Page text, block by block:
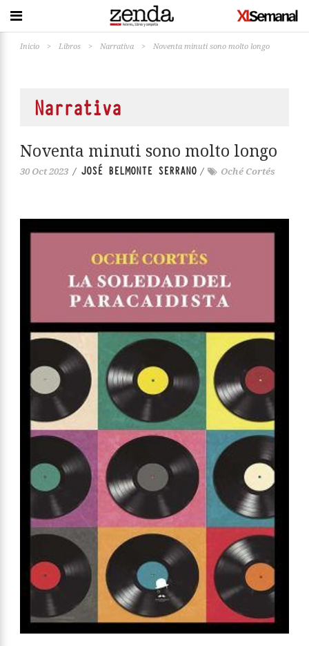
Inicio > Libros > Narrativa > Noventa minuti sono molto longo
Narrativa
Noventa minuti sono molto longo
30 Oct 2023 / JOSÉ BELMONTE SERRANO / Oché Cortés